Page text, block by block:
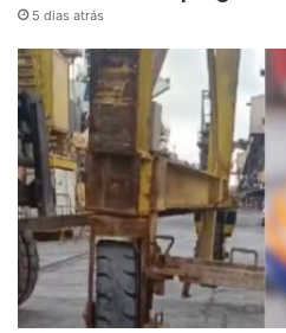
5 dias atrás